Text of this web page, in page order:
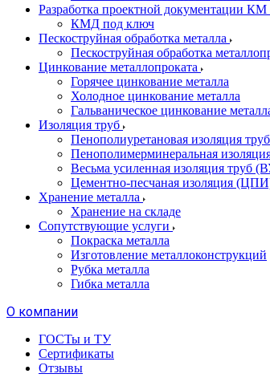
Разработка проектной документации
КМД под ключ
Пескоструйная обработка металла
Пескоструйная обработка
Цинкование металлопроката
Горячее цинкование металла
Холодное цинкование металла
Гальваническое цинкование
Изоляция труб
Пенополиуретановая изоляция
Пенополимерминеральная
Весьма усиленная изоляция труб
Цементно-песчаная изоляция
Хранение металла
Хранение на складе
Сопутствующие услуги
Покраска металла
Изготовление металлоконструкций
Рубка металла
Гибка металла
О компании
ГОСТы и ТУ
Сертификаты
Отзывы